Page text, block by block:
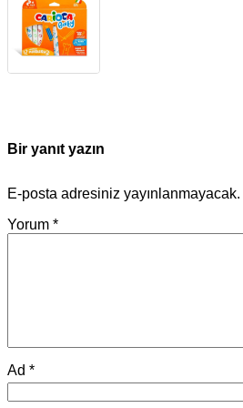
Bir yanıt yazın
E-posta adresiniz yayınlanmayacak.
Yorum *
Ad *